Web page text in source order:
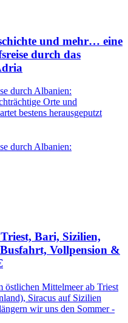
und mehr… eine
durch das
durch Albanien:
Orte und
bestens herausgeputzt
durch Albanien:
Bari, Sizilien,
Vollpension &
östlichen Mittelmeer ab Triest
Siracus auf Sizilien
wir uns den Sommer -